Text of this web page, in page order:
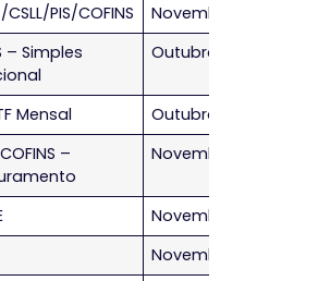
CSLL/PIS/COFINS
Novembro/2023
– Simples
Outubro/2023
Mensal
Outubro/2023
–
Novembro/2023
Novembro/2023
Novembro/2023